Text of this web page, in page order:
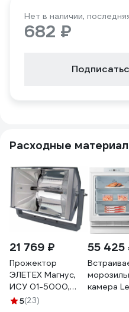
Нет в наличии,
682 ₽
Расходные
21 769 ₽
Прожектор
ЭЛЕТЕХ Магнус,
ИСУ 01-5000,
IP23, ИУ
5(23)
55 425
камера